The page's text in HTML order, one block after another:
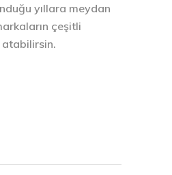
yıllara meydan
çeşitli